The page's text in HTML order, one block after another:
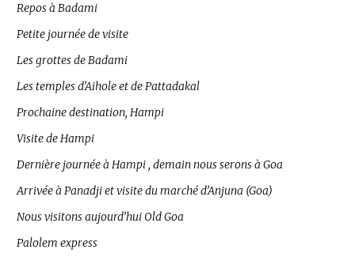
Repos à Badami
Petite journée de visite
Les grottes de Badami
Les temples d’Aihole et de Pattadakal
Prochaine destination, Hampi
Visite de Hampi
Dernière journée à Hampi , demain nous serons à Goa
Arrivée à Panadji et visite du marché d’Anjuna (Goa)
Nous visitons aujourd’hui Old Goa
Palolem express